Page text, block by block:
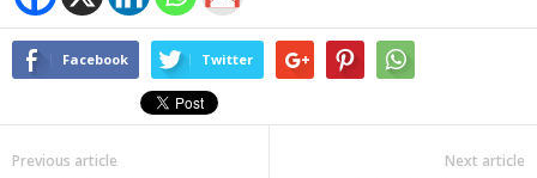
Facebook Twitter
Previous article Next article